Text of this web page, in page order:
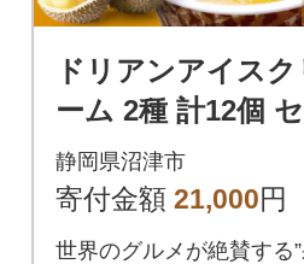
ドリアンアイスク
ーム 2種 計12個
ト ココナッツ キ
メル かをり果樹園
静岡県沼津市
寄付金額 21,000円
世界のグルメが絶賛する